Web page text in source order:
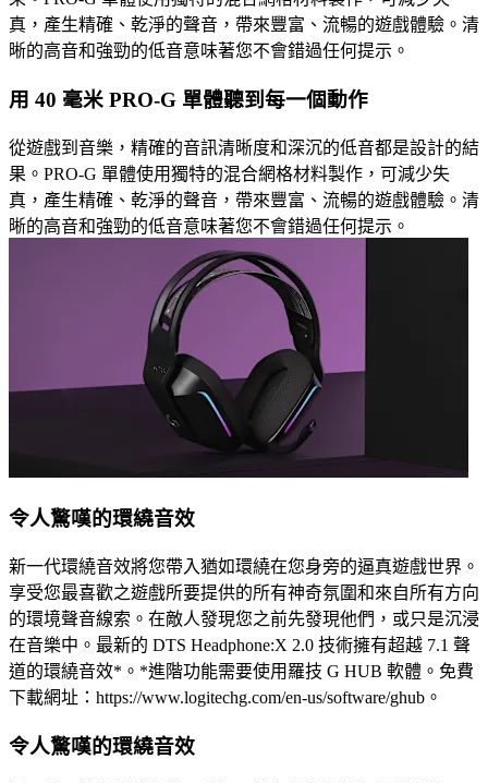
真，產生精確、乾淨的聲音，帶來豐富、流暢的遊戲體驗。清
晰的高音和強勁的低音意味著您不會錯過任何提示。
用 40 毫米 PRO-G 單體聽到每一個動作
從遊戲到音樂，精確的音訊清晰度和深沉的低音都是設計的結
果。PRO-G 單體使用獨特的混合網格材料製作，可減少失
真，產生精確、乾淨的聲音，帶來豐富、流暢的遊戲體驗。清
晰的高音和強勁的低音意味著您不會錯過任何提示。
令人驚嘆的環繞音效
新一代環繞音效將您帶入猶如環繞在您身旁的逼真遊戲世界。
享受您最喜歡之遊戲所要提供的所有神奇氛圍和來自所有方向
的環境聲音線索。在敵人發現您之前先發現他們，或只是沉浸
在音樂中。最新的 DTS Headphone:X 2.0 技術擁有超越 7.1 聲
道的環繞音效*。*進階功能需要使用羅技 G HUB 軟體。免費
下載網址：https://www.logitechg.com/en-us/software/ghub。
令人驚嘆的環繞音效